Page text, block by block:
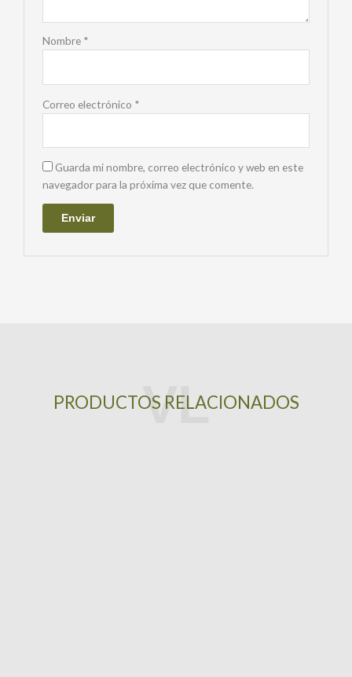
Nombre *
Correo electrónico *
Guarda mi nombre, correo electrónico y web en este
navegador para la próxima vez que comente.
PRODUCTOS RELACIONADOS